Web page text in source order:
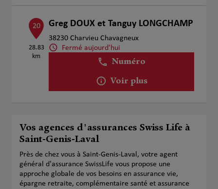
20
28.83
km
Greg DOUX et Tanguy LONGCHAMP
38230 Charvieu Chavagneux
Fermé aujourd'hui
Numéro
Voir plus
Vos agences d'assurances Swiss Life à
Saint-Genis-Laval
Près de chez vous à Saint-Genis-Laval, votre agent
général d'assurance SwissLife vous propose une
approche globale de vos besoins en assurance vie,
épargne retraite, complémentaire santé et assurance